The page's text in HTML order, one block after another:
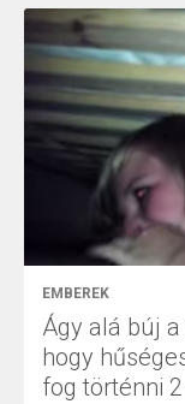
EMBEREK
Ágy alá búj
hogy
fog történni